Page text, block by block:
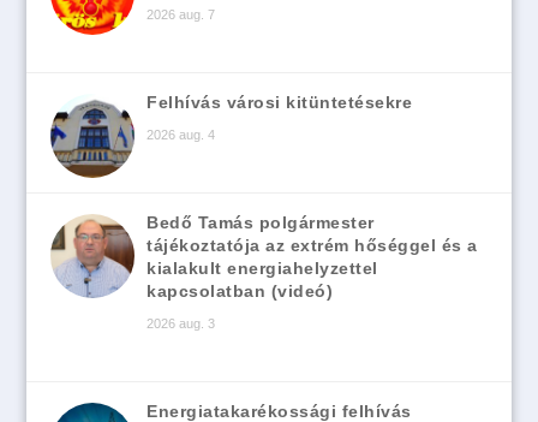
2026 aug. 7
Felhívás városi kitüntetésekre
2026 aug. 4
Bedő Tamás polgármester
tájékoztatója az extrém hőséggel és a
kialakult energiahelyzettel
kapcsolatban (videó)
2026 aug. 3
Energiatakarékossági felhívás